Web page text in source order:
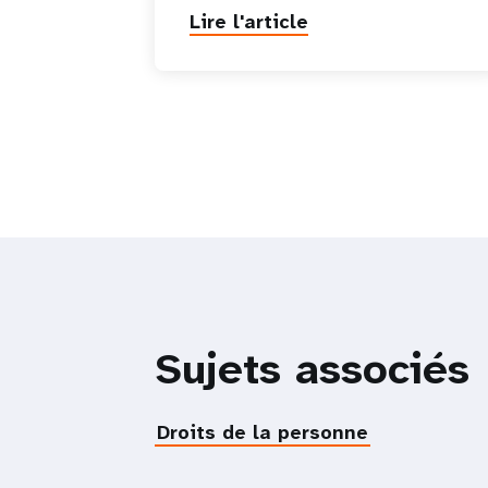
Lire l'article
Sujets associés
Droits de la personne